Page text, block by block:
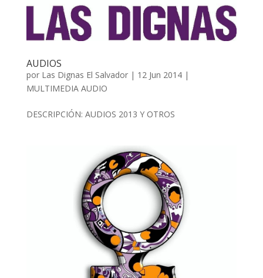
AUDIOS
por Las Dignas El Salvador| 12 Jun 2014|
MULTIMEDIA AUDIO
DESCRIPCIÓN: AUDIOS 2013 Y OTROS